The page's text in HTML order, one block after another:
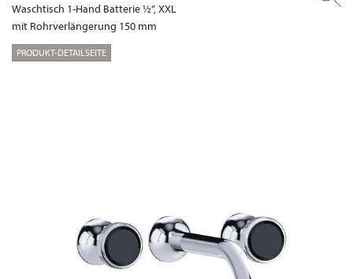
Waschtisch 1-Hand Batterie ½“, XXL
mit Rohrverlängerung 150 mm
PRODUKT-DETAILSEITE